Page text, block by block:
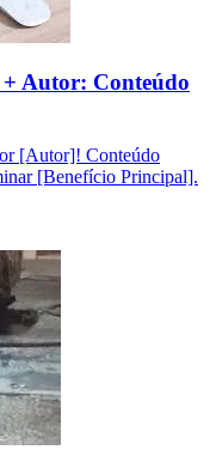
Autor: Conteúdo
[Autor]! Conteúdo
[Benefício Principal].